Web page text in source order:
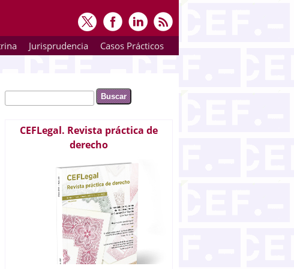
Jurisprudencia Casos Prácticos
Formulario de búsqueda
Buscar
CEFLegal. Revista práctica de
derecho